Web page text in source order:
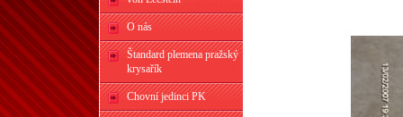
O nás
Štandard plemena pražský
krysařík
Chovní jedinci PK